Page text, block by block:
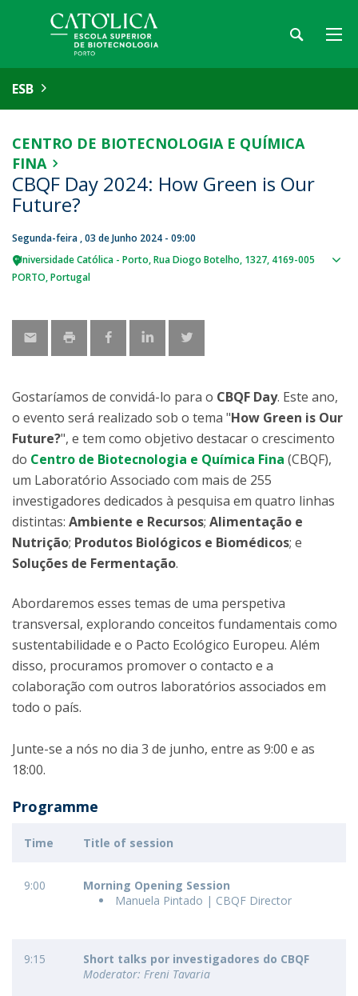
ESB
CENTRO DE BIOTECNOLOGIA E QUÍMICA
FINA
CBQF Day 2024: How Green is Our
Future?
Segunda-feira , 03 de Junho 2024 - 09:00
Universidade Católica - Porto Rua Diogo Botelho, 1327 4169-005
PORTO Portugal
Gostaríamos de convidá-lo para o CBQF Day. Este ano,
o evento será realizado sob o tema "How Green is Our
Future?", e tem como objetivo destacar o crescimento
do Centro de Biotecnologia e Química Fina (CBQF),
um Laboratório Associado com mais de 255
investigadores dedicados à pesquisa em quatro linhas
distintas: Ambiente e Recursos; Alimentação e
Nutrição; Produtos Biológicos e Biomédicos; e
Soluções de Fermentação.
Abordaremos esses temas de uma perspetiva
transversal, explorando conceitos fundamentais como
sustentabilidade e o Pacto Ecológico Europeu. Além
disso, procuramos promover o contacto e a
colaboração com outros laboratórios associados em
todo o país.
Junte-se a nós no dia 3 de junho, entre as 9:00 e as
18:00.
Programme
Time Title of session
9:00
Morning Opening Session
Manuela Pintado | CBQF Director
9:15
Short talks por investigadores do CBQF
Moderator: Freni Tavaria